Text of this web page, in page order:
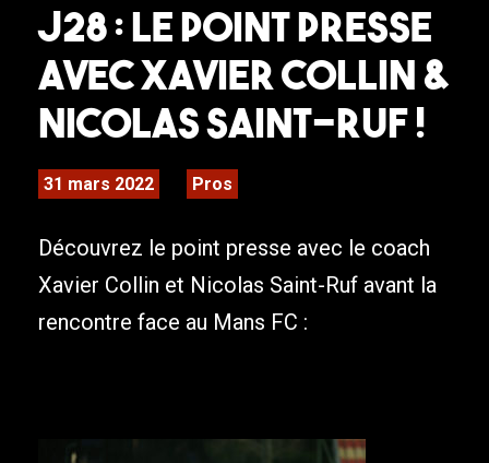
J28 : LE POINT PRESSE
AVEC XAVIER COLLIN &
NICOLAS SAINT-RUF !
31 mars 2022 Pros
Découvrez le point presse avec le coach
Xavier Collin et Nicolas Saint-Ruf avant la
rencontre face au Mans FC :